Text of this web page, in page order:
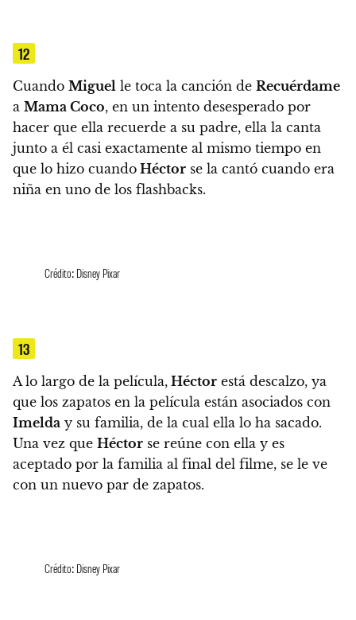
12
Cuando Miguel le toca la canción de Recuérdame
a Mama Coco, en un intento desesperado por
hacer que ella recuerde a su padre, ella la canta
junto a él casi exactamente al mismo tiempo en
que lo hizo cuando Héctor se la cantó cuando era
niña en uno de los flashbacks.
Crédito: Disney Pixar
13
A lo largo de la película, Héctor está descalzo, ya
que los zapatos en la película están asociados con
Imelda y su familia, de la cual ella lo ha sacado.
Una vez que Héctor se reúne con ella y es
aceptado por la familia al final del filme, se le ve
con un nuevo par de zapatos.
Crédito: Disney Pixar